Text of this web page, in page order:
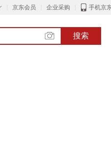
京东会员 企业采购 手机京
搜索